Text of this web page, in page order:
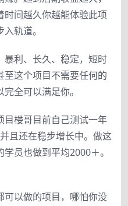
时间越久你越能体验此项
轨道。
暴利、长久、稳定，短时
至这个项目不需要任何的
全可以满足你。
目楼哥目前自己测试一年
且还在稳步增长中。做这
员也做到平均2000＋。
可以做的项目，哪怕你没